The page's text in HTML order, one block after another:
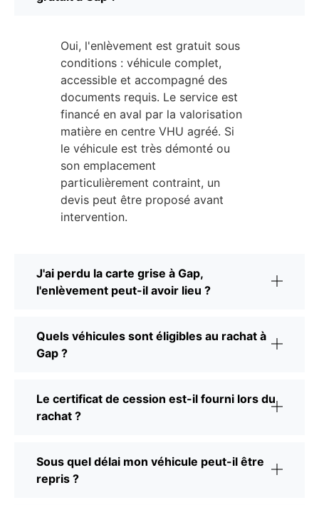
Oui, l'enlèvement est gratuit sous
conditions : véhicule complet,
accessible et accompagné des
documents requis. Le service est
financé en aval par la valorisation
matière en centre VHU agréé. Si
le véhicule est très démonté ou
son emplacement
particulièrement contraint, un
devis peut être proposé avant
intervention.
J'ai perdu la carte grise à Gap,
l'enlèvement peut-il avoir lieu ?
Quels véhicules sont éligibles au rachat à
Gap ?
Le certificat de cession est-il fourni lors du
rachat ?
Sous quel délai mon véhicule peut-il être
repris ?